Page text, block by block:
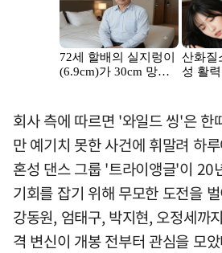
회사 측에 따르면 '와일드 씽'은 한
만 예기치 못한 사건에 휘말려 하
혼성 댄스 그룹 '트라이앵글'이 20
기회를 잡기 위해 무모한 도전을
강동원, 엄태구, 박지현, 오정세까
격 변신이 개봉 전부터 관심을 모